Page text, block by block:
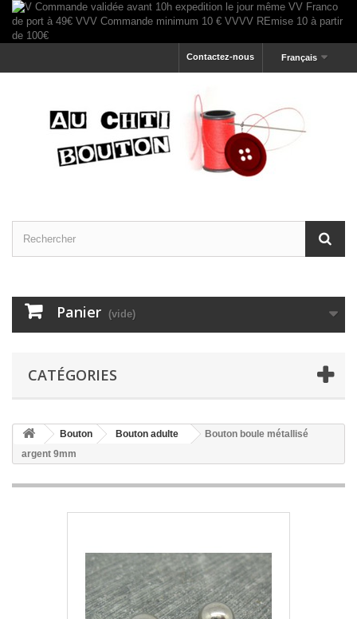
Français
Contactez-nous
Panier (vide)
CATÉGORIES
Bouton Bouton adulte
Bouton boule métallisé
argent 9mm